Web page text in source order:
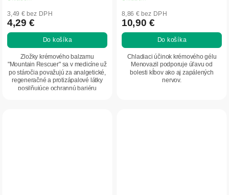
hodnotenie
produktu
je
5,0
5
hviezdičiek.
3,49 € bez DPH
4,29 €
Do košíka
Zložky krémového balzamu
"Mountain Rescuer" sa v medicíne už
po stáročia považujú za analgetické,
regeneračné a protizápalové látky
posilňujúce ochrannú bariéru
hodnotenie
produktu
je
5,0
hviezdičiek.
8,86 € bez DPH
10,90 €
Do košíka
Chladiaci účinok krémového gélu
Menovazil podporuje úľavu od
bolesti kĺbov ako aj zapálených
nervov.